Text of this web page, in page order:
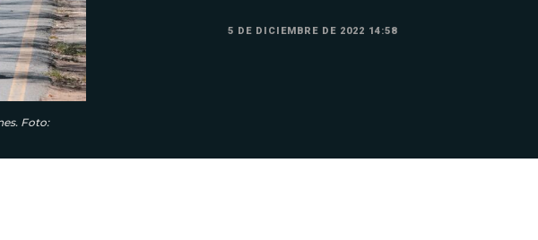
Foto:
5 DE DICIEMBRE DE 2022 14:58